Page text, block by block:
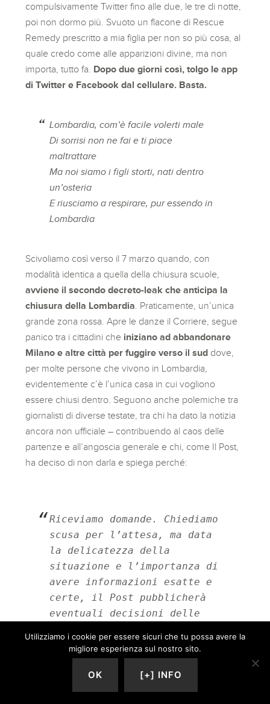
compulsivamente Twitter fino alle due, le tre di notte,
poi non dormo più. Svuoto un flacone di Rescue
Remedy prescritto a mia figlia per non so più cosa, al
quale credo come alle apparizioni divine, ma non
importa, tutto fa. Dopo due giorni così, tolgo le app
di Twitter e Facebook dal cellulare. Basta.
Lombardia, com’è facile volerti male
Di sorrisi non ne fai e ti piace
maltrattare
Ma noi siamo i figli storti, nati dentro
un’osteria
E riusciamo a respirare, pur essendo in
Lombardia
Scivoliamo così verso il 7 marzo quando, con
modalità identica a quella della chiusura scuole,
avviene il secondo decreto-leak che anticipa la
chiusura della Lombardia . Praticamente, un’unica
grande zona rossa. Apre le danze il Corriere, segue
panico tra i cittadini che iniziano ad abbandonare
Milano e altre città per fuggire verso il sud dove,
per molte persone che vivono in Lombardia,
evidentemente c’è l’unica casa in cui vogliono
essere chiusi dentro. Seguono anche polemiche tra
giornalisti di diverse testate, tra chi ha dato la notizia
ancora non ufficiale – contribuendo al caos delle
partenze e all’angoscia generale e chi, come Il Post,
ha deciso di non darla e spiega perché:
Riceviamo domande. Chiediamo
scusa per l’attesa, ma data
la delicatezza della
situazione e l’importanza di
avere informazioni esatte e
certe, il Post pubblicherà
eventuali decisioni delle
coronavirus solo nel momento
in cui siano ufficiali
— Il Post (@ilpost) March 7,
Utilizziamo i cookie per essere sicuri che tu possa avere la
migliore esperienza sul nostro sito.
OK [+] INFO